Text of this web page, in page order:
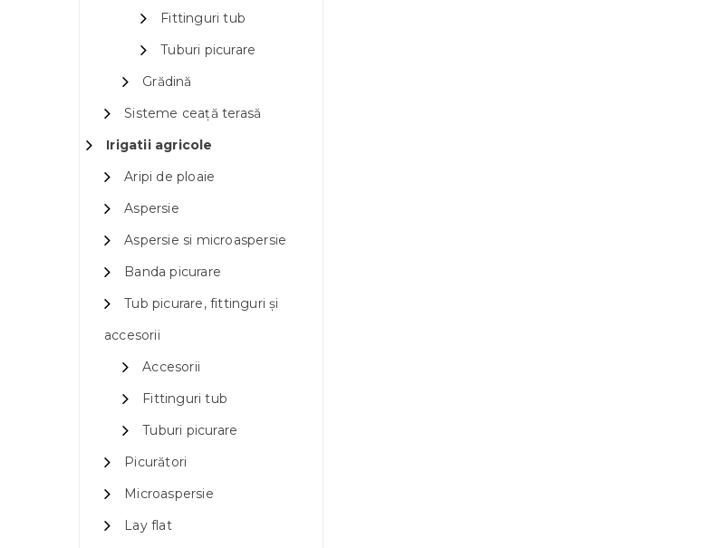
Fittinguri tub
Tuburi picurare
Grădină
Sisteme ceață terasă
Irigatii agricole
Aripi de ploaie
Aspersie
Aspersie si microaspersie
Banda picurare
Tub picurare, fittinguri și
accesorii
Accesorii
Fittinguri tub
Tuburi picurare
Picurători
Microaspersie
Lay flat